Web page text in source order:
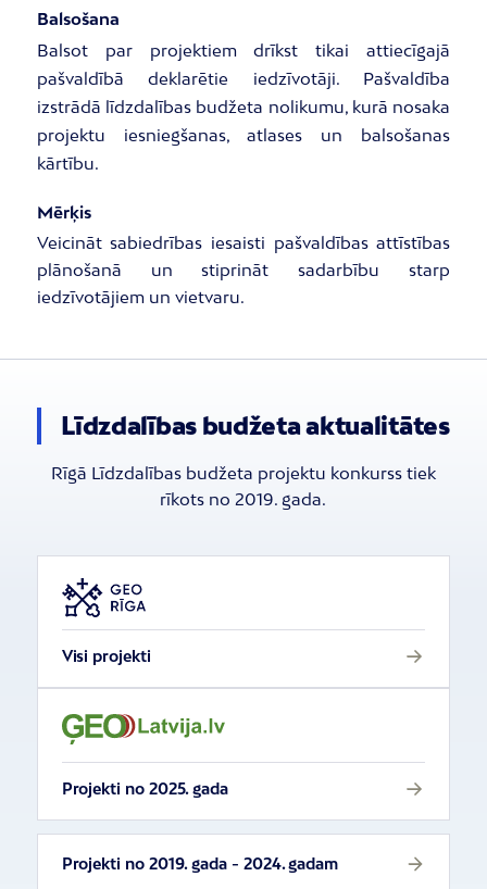
Balsošana
Balsot par projektiem drīkst tikai attiecīgajā
pašvaldībā deklarētie iedzīvotāji. Pašvaldība
izstrādā līdzdalības budžeta nolikumu, kurā nosaka
projektu iesniegšanas, atlases un balsošanas
kārtību.
Mērķis
Veicināt sabiedrības iesaisti pašvaldības attīstības
plānošanā un stiprināt sadarbību starp
iedzīvotājiem un vietvaru.
Līdzdalības budžeta aktualitātes
Rīgā Līdzdalības budžeta projektu konkurss tiek
rīkots no 2019. gada.
Visi projekti
Projekti no 2025. gada
Projekti no 2019. gada - 2024. gadam